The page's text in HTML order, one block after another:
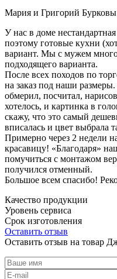
Мария и Григорий Бурковы
У нас в доме
поэтому готовые кухни
вариант. Мы с мужем
подходящего варианта.
После всех походов по
на заказ под наши
обмерил, посчитал,
хотелось, и картинка в
скажу, что это самый
вписалась и цвет выбрала
Примерно через 2 недели
красавицу! «Благодаря»
помучиться с монтажом
получился отменный.
Большое всем спасибо!
Качество продукции
Уровень сервиса
Срок изготовления
Оставить отзыв
Оставить отзыв на товар